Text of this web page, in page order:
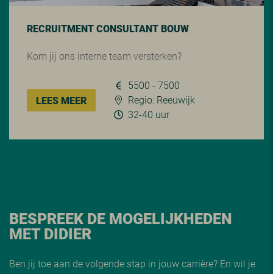
RECRUITMENT CONSULTANT BOUW
Kom jij ons interne team versterken?
LEES MEER
5500 - 7500
Regio: Reeuwijk
32-40 uur
BESPREEK DE MOGELIJKHEDEN
MET DIDIER
Ben jij toe aan de volgende stap in jouw carrière? En wil je